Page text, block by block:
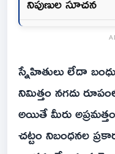
స్నేహితులు లేదా
నిమిత్తం నగదు
అయితే మీరు
చట్టం నిబంధనల